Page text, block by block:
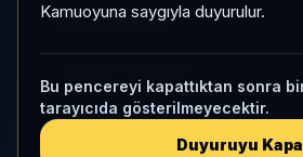
Kamuoyuna saygıyla duyurulur.
Bu pencereyi kapattıktan sonra
tarayıcıda gösterilmeyecektir.
Duyuruyu
Pro Terminal
Hisse Karşılaştırma